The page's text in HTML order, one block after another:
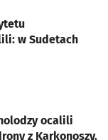
w Sudetach
ocalili
z Karkonoszy.